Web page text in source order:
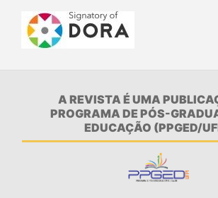
A REVISTA É UMA
PROGRAMA DE PÓS-
EDUCAÇÃO (PPGED/